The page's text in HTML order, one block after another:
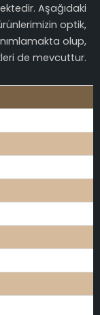
Aşağıdaki
optik,
olup,
de mevcuttur.